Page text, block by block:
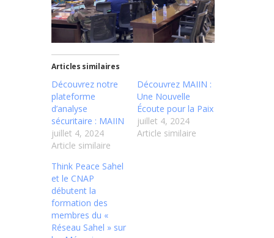
Articles similaires
Découvrez notre
plateforme
d’analyse
sécuritaire : MAIIN
juillet 4, 2024
Article similaire
Découvrez MAIIN :
Une Nouvelle
Écoute pour la Paix
juillet 4, 2024
Article similaire
Think Peace Sahel
et le CNAP
débutent la
formation des
membres du «
Réseau Sahel » sur